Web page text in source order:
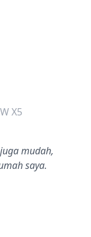
lima
X5
mudah,
saya.